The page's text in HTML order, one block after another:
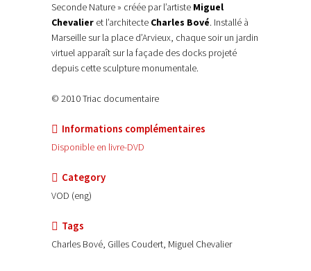
Seconde Nature » créée par l’artiste Miguel
Chevalier et l’architecte Charles Bové. Installé à
Marseille sur la place d’Arvieux, chaque soir un jardin
virtuel apparaît sur la façade des docks projeté
depuis cette sculpture monumentale.
© 2010 Triac documentaire
Informations complémentaires
Disponible en livre-DVD
Category
VOD (eng)
Tags
Charles Bové, Gilles Coudert, Miguel Chevalier